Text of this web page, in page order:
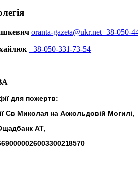
oranta-gazeta@ukr.net+38-050-
+38-050-331-73-54
для пожертв:
Св Миколая на Аскольдовій Могилі,
АТ,